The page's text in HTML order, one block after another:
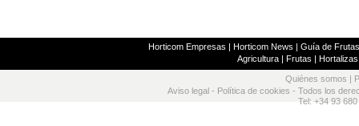
Horticom Empresas | Horticom News | Guía de
Agricultura| Frutas | Hortalizas
Quiénes somos
Aviso legal - Política de cookies - Todos los
Tel: +34 93